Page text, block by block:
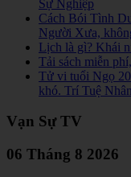
Sự Nghiệp
Cách Bói Tình
Người Xưa,
Lịch là gì? Khái
Tải sách miễn
Tử vi tuổi Ngọ
khó. Trí Tuệ
Vạn Sự TV
06 Tháng 8 2026